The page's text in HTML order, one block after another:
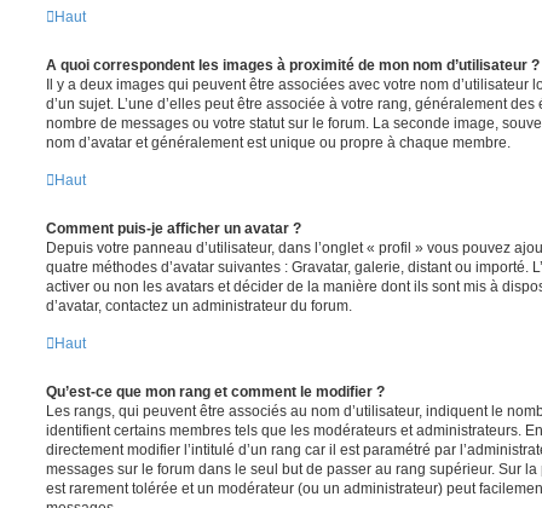
Haut
A quoi correspondent les images à proximité de mon nom d’utilisateur ?
Il y a deux images qui peuvent être associées avec votre nom d’utilisateur
d’un sujet. L’une d’elles peut être associée à votre rang, généralement
nombre de messages ou votre statut sur le forum. La seconde image,
nom d’avatar et généralement est unique ou propre à chaque membre.
Haut
Comment puis-je afficher un avatar ?
Depuis votre panneau d’utilisateur, dans l’onglet « profil » vous pouvez
quatre méthodes d’avatar suivantes : Gravatar, galerie, distant ou importé.
activer ou non les avatars et décider de la manière dont ils sont mis à
d’avatar, contactez un administrateur du forum.
Haut
Qu’est-ce que mon rang et comment le modifier ?
Les rangs, qui peuvent être associés au nom d’utilisateur, indiquent le
identifient certains membres tels que les modérateurs et administrateurs.
directement modifier l’intitulé d’un rang car il est paramétré par
messages sur le forum dans le seul but de passer au rang supérieur. Sur
est rarement tolérée et un modérateur (ou un administrateur) peut